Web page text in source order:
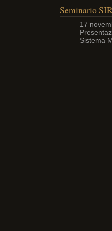
Seminario
17
Sistema